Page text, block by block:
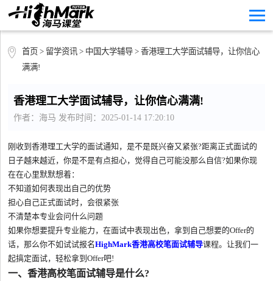
首页 > 留学资讯> 中国大学辅导> 香港理工大学面试辅导，让你信心
满满!
香港理工大学面试辅导，让你信心满满!
作者：海马 发布时间：2025-01-14 17:20:10
刚收到香港理工大学的面试通知，是不是既兴奋又紧张?距离正式面试的
日子越来越近，你是不是有点担心，觉得自己可能没那么自信?如果你现
在在心里默默想着：
不知道如何表现出自己的优势
担心自己正式面试时，会很紧张
不清楚本专业会问什么问题
如果你想要提升专业能力，在面试中表现出色，拿到自己想要的Offer的
话，那么你不如试试报名HighMark香港高校笔面试辅导课程。让我们一
起搞定面试，轻松拿到Offer吧!
一、香港高校笔面试辅导是什么?